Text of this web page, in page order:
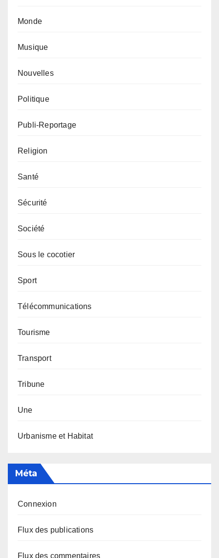
Monde
Musique
Nouvelles
Politique
Publi-Reportage
Religion
Santé
Sécurité
Société
Sous le cocotier
Sport
Télécommunications
Tourisme
Transport
Tribune
Une
Urbanisme et Habitat
Méta
Connexion
Flux des publications
Flux des commentaires